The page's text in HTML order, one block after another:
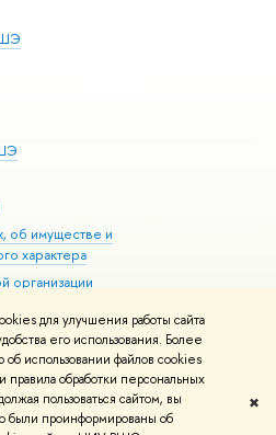
для улучшения работы сайта
его использования. Более
использовании файлов cookies
правила обработки персональных
пользоваться сайтом, вы
были проинформированы об
✖
об имуществе и
характера
организации
здоровья